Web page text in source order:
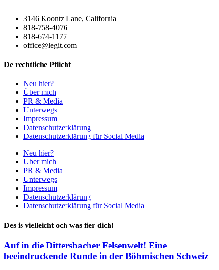
3146 Koontz Lane, California
818-758-4076
818-674-1177
office@legit.com
De rechtliche Pflicht
Neu hier?
Über mich
PR & Media
Unterwegs
Impressum
Datenschutzerklärung
Datenschutzerklärung für Social Media
Neu hier?
Über mich
PR & Media
Unterwegs
Impressum
Datenschutzerklärung
Datenschutzerklärung für Social Media
Des is vielleicht och was fier dich!
Auf in die Dittersbacher Felsenwelt! Eine
beeindruckende Runde in der Böhmischen Schweiz